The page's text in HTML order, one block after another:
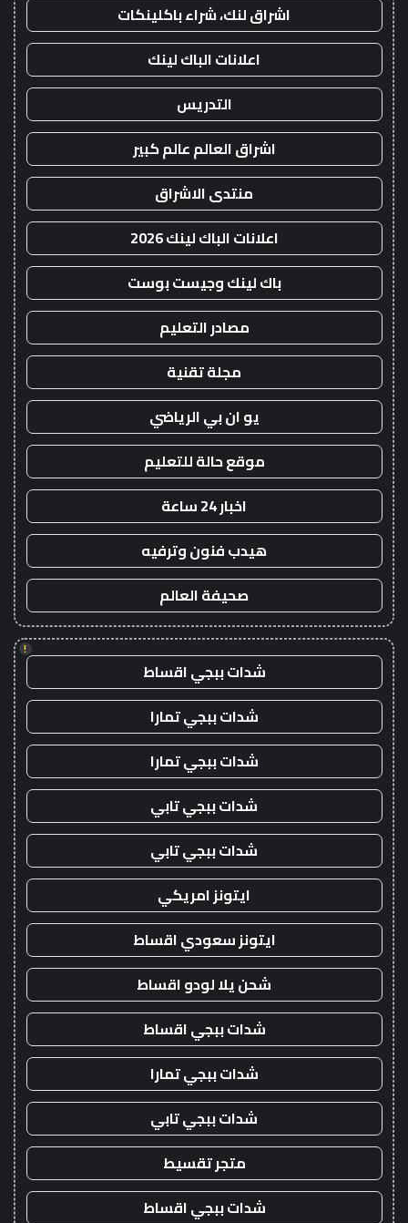
اشراق لنك، شراء باكلينكات
اعلانات الباك لينك
التدريس
اشراق العالم عالم كبير
منتدى الاشراق
اعلانات الباك لينك 2026
باك لينك وجيست بوست
مصادر التعليم
مجلة تقنية
يو ان بي الرياضي
موقع حالة للتعليم
اخبار 24 ساعة
هيدب فنون وترفيه
صحيفة العالم
!
شدات ببجي اقساط
شدات ببجي تمارا
شدات ببجي تمارا
شدات ببجي تابي
شدات ببجي تابي
ايتونز امريكي
ايتونز سعودي اقساط
شحن يلا لودو اقساط
شدات ببجي اقساط
شدات ببجي تمارا
شدات ببجي تابي
متجر تقسيط
شدات ببجي اقساط